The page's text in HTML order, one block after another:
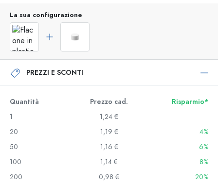
La sua configurazione
PREZZI E SCONTI
Quantità Prezzo cad.
Risparmio*
1
1,24 €
20
1,19 €
4%
50
1,16 €
6%
100
1,14 €
8%
200
0,98 €
20%